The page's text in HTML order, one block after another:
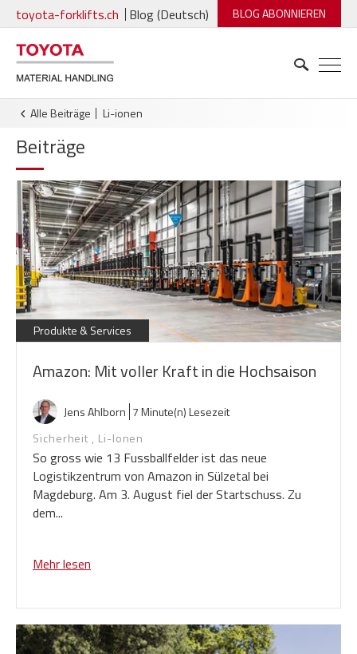
toyota-forklifts.ch Blog (Deutsch) BLOG ABONNIEREN
Alle Beiträge li-ionen
Beiträge
Produkte & Services
Amazon: Mit voller Kraft in die Hochsaison
Jens Ahlborn 7 Minute(n) Lesezeit
Sicherheit , Li-Ionen
So gross wie 13 Fussballfelder ist das neue
Logistikzentrum von Amazon in Sülzetal bei
Magdeburg. Am 3. August fiel der Startschuss. Zu
dem...
Mehr lesen